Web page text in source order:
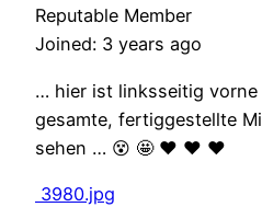
Reputable Member
Joined: 3 years ago
… hier ist linksseitig vorne
gesamte, fertiggestellte
sehen … 😵 🤩 ❤️ ❤️ ❤️
3980.jpg